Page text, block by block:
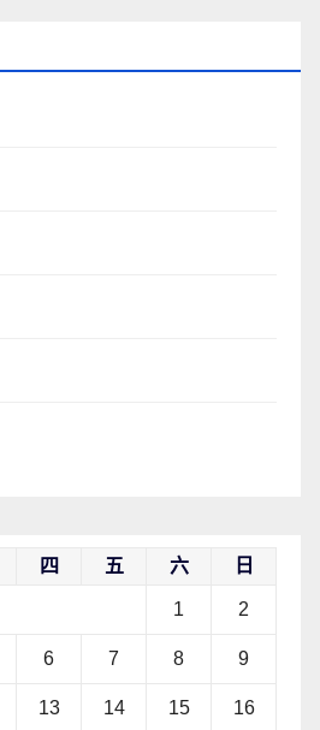
四 五 六 日
1 2
6 7 8 9
13 14 15 16